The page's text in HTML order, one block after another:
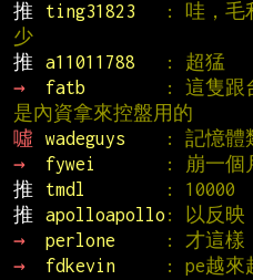
推
ting31823
: 哇，毛
少
推
a11011788 : 超猛
→
fatb
: 這隻跟
是內資拿來控盤用的
噓
wadeguys : 記憶體
→
fywei : 崩一個
推
tmdl : 10000
推
apolloapollo : 以反映
→
perlone : 才這樣
→
fdkevin : pe越來